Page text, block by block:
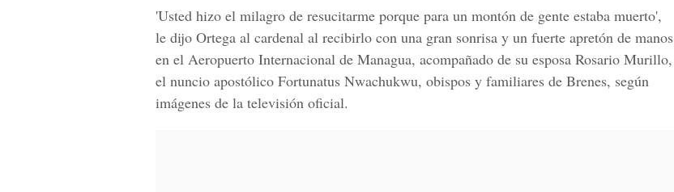
'Usted hizo el milagro de resucitarme porque para un montón de gente estaba muerto',
le dijo Ortega al cardenal al recibirlo con una gran sonrisa y un fuerte apretón de manos
en el Aeropuerto Internacional de Managua, acompañado de su esposa Rosario Murillo,
el nuncio apostólico Fortunatus Nwachukwu, obispos y familiares de Brenes, según
imágenes de la televisión oficial.